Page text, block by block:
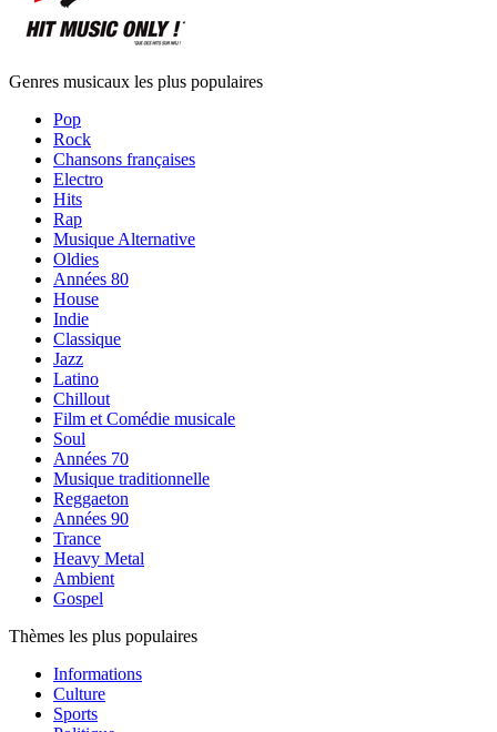
Genres musicaux les plus populaires
Pop
Rock
Chansons françaises
Electro
Hits
Rap
Musique Alternative
Oldies
Années 80
House
Indie
Classique
Jazz
Latino
Chillout
Film et Comédie musicale
Soul
Années 70
Musique traditionnelle
Reggaeton
Années 90
Trance
Heavy Metal
Ambient
Gospel
Thèmes les plus populaires
Informations
Culture
Sports